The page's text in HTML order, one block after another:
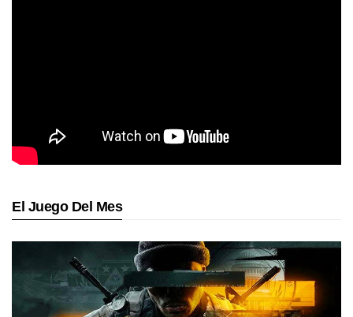
El Juego Del Mes